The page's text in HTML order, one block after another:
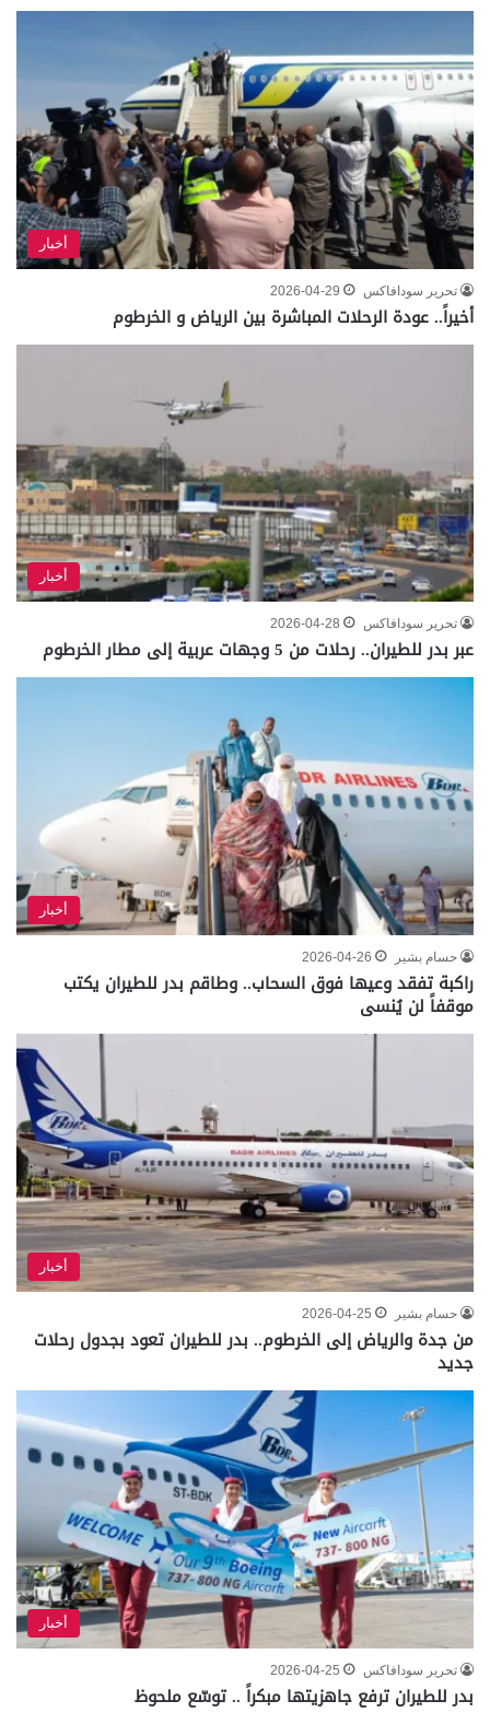
أخبار
تحرير سودافاكس 2026-04-29
أخيراً.. عودة الرحلات المباشرة بين الرياض و الخرطوم
أخبار
تحرير سودافاكس 2026-04-28
عبر بدر للطيران.. رحلات من 5 وجهات عربية إلى مطار الخرطوم
أخبار
حسام بشير 2026-04-26
راكبة تفقد وعيها فوق السحاب.. وطاقم بدر للطيران يكتب
موقفاً لن يُنسى
أخبار
حسام بشير 2026-04-25
من جدة والرياض إلى الخرطوم.. بدر للطيران تعود بجدول رحلات
جديد
أخبار
تحرير سودافاكس 2026-04-25
بدر للطيران ترفع جاهزيتها مبكراً .. توسّع ملحوظ